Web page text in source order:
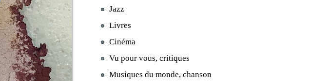
Jazz
Livres
Cinéma
Vu pour vous, critiques
Musiques du monde, chanson